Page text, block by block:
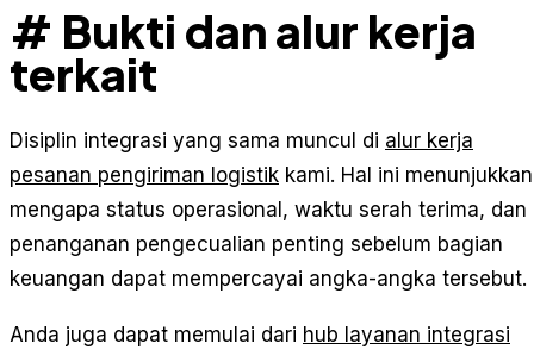
# Bukti dan alur kerja
terkait
Disiplin integrasi yang sama muncul di alur kerja
pesanan pengiriman logistik kami. Hal ini menunjukkan
mengapa status operasional, waktu serah terima, dan
penanganan pengecualian penting sebelum bagian
keuangan dapat mempercayai angka-angka tersebut.
Anda juga dapat memulai dari hub layanan integrasi